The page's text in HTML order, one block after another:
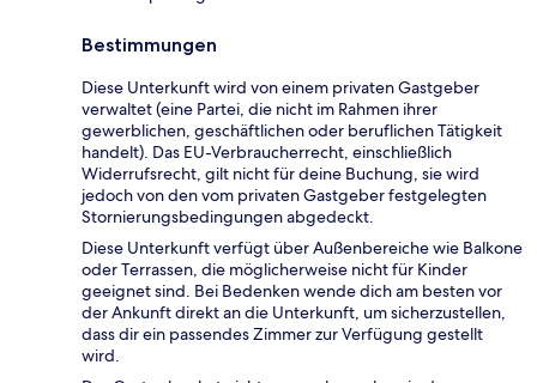
Bestimmungen
Diese Unterkunft wird von einem privaten Gastgeber
verwaltet (eine Partei, die nicht im Rahmen ihrer
gewerblichen, geschäftlichen oder beruflichen Tätigkeit
handelt). Das EU-Verbraucherrecht, einschließlich
Widerrufsrecht, gilt nicht für deine Buchung, sie wird
jedoch von den vom privaten Gastgeber festgelegten
Stornierungsbedingungen abgedeckt.
Diese Unterkunft verfügt über Außenbereiche wie Balkone
oder Terrassen, die möglicherweise nicht für Kinder
geeignet sind. Bei Bedenken wende dich am besten vor
der Ankunft direkt an die Unterkunft, um sicherzustellen,
dass dir ein passendes Zimmer zur Verfügung gestellt
wird.